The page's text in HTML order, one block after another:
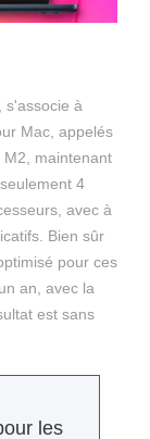
s'associe à
Mac, appelés
M2, maintenant
4
avec à
Bien sûr
pour ces
an, avec la
est sans
les